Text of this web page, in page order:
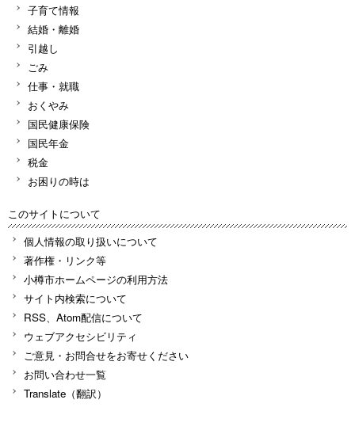
子育て情報
結婚・離婚
引越し
ごみ
仕事・就職
おくやみ
国民健康保険
国民年金
税金
お困りの時は
このサイトについて
個人情報の取り扱いについて
著作権・リンク等
小樽市ホームページの利用方法
サイト内検索について
RSS、Atom配信について
ウェブアクセシビリティ
ご意見・お問合せをお寄せください
お問い合わせ一覧
Translate（翻訳）